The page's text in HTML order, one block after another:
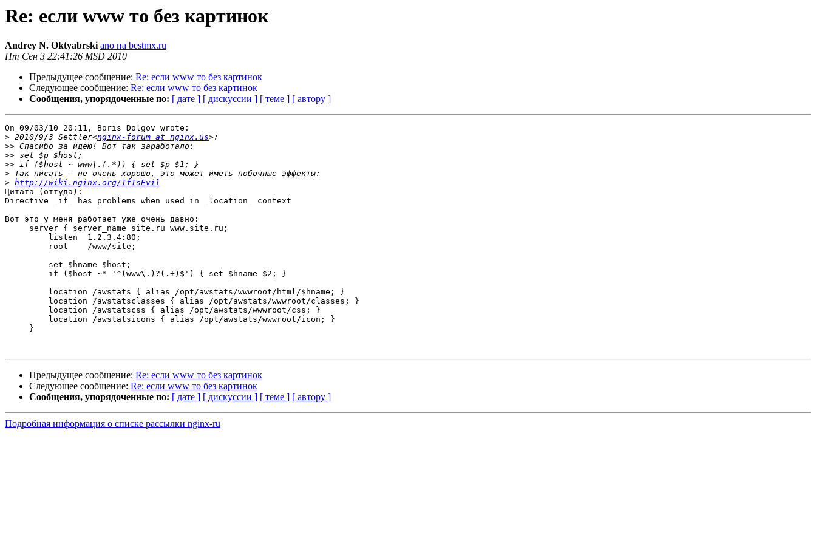
Re: если www то без картинок
Andrey N. Oktyabrski ano на bestmx.ru
Пт Сен 3 22:41:26 MSD 2010
Предыдущее сообщение: Re: если www то без картинок
Следующее сообщение: Re: если www то без картинок
Сообщения, упорядоченные по: [ дате ] [ дискуссии ] [ теме ] [ автору ]
On 09/03/10 20:11, Boris Dolgov wrote:
> 2010/9/3 Settler<nginx-forum at nginx.us
>>
>>
>>
>
> http://wiki.nginx.org/IfIsEvil
Цитата (оттуда):
Directive _if_ has problems when used in _location_ context
Вот это у меня работает уже очень давно:
     server { server_name site.ru www.site.ru;
         listen  1.2.3.4:80;
         root    /www/site;
         set $hname $host;
         if ($host ~* '^(www\.)?(.+)$') { set $hname $2; }
         location /awstats { alias /opt/awstats/wwwroot/html/$hname; }
         location /awstatsclasses { alias /opt/awstats/wwwroot/classes; }
         location /awstatscss { alias /opt/awstats/wwwroot/css; }
         location /awstatsicons { alias /opt/awstats/wwwroot/icon; }
     }
Предыдущее сообщение: Re: если www то без картинок
Следующее сообщение: Re: если www то без картинок
Сообщения, упорядоченные по: [ дате ] [ дискуссии ] [ теме ] [ автору ]
Подробная информация о списке рассылки nginx-ru